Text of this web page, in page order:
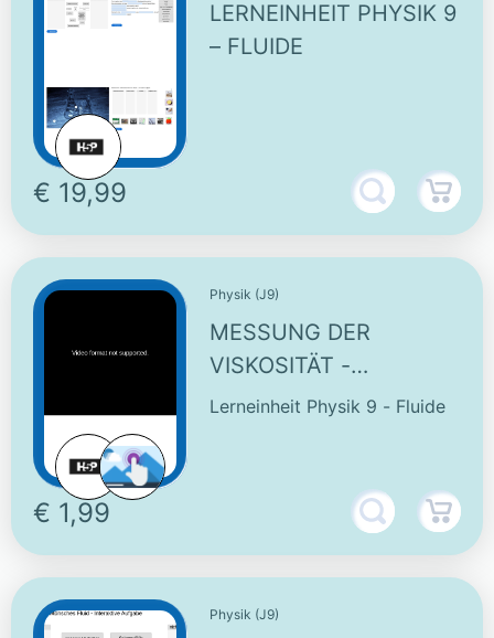
LERNEINHEIT PHYSIK 9
– FLUIDE
€ 19,99
Physik (J9)
MESSUNG DER
VISKOSITÄT -
KUGELFALLVISKOSIMETER
Lerneinheit Physik 9 - Fluide
€ 1,99
Physik (J9)